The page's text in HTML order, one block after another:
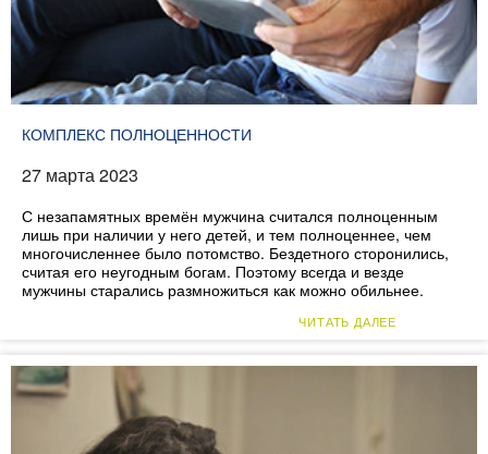
КОМПЛЕКС ПОЛНОЦЕННОСТИ
27 марта 2023
С незапамятных времён мужчина считался полноценным
лишь при наличии у него детей, и тем полноценнее, чем
многочисленнее было потомство. Бездетного сторонились,
считая его неугодным богам. Поэтому всегда и везде
мужчины старались размножиться как можно обильнее.
ЧИТАТЬ ДАЛЕЕ